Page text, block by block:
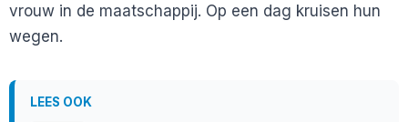
vrouw in de maatschappij. Op een dag kruisen hun
wegen.
LEES OOK